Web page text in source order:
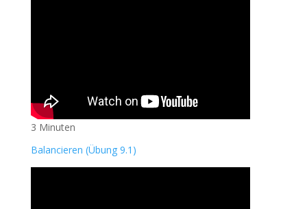
3 Minuten
Balancieren (Übung 9.1)